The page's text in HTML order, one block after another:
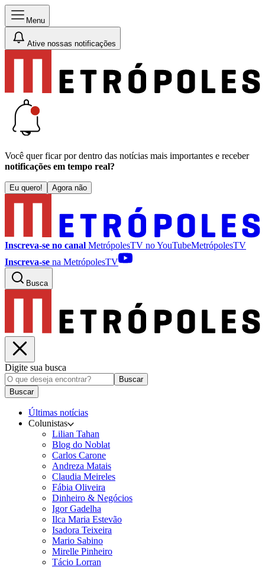
Menu
Ative nossas notificações
Você quer ficar por dentro das notícias mais importantes e receber
notificações em tempo real?
Eu quero! Agora não
Inscreva-se no canal MetrópolesTV noYouTubeMetrópolesTV
Inscreva-se na MetrópolesTV
Busca
Digite sua busca
Buscar
Buscar
Últimas notícias
Colunistas
Lilian Tahan
Blog do Noblat
Carlos Carone
Andreza Matais
Claudia Meireles
Fábia Oliveira
Dinheiro & Negócios
Igor Gadelha
Ilca Maria Estevão
Isadora Teixeira
Mario Sabino
Mirelle Pinheiro
Tácio Lorran